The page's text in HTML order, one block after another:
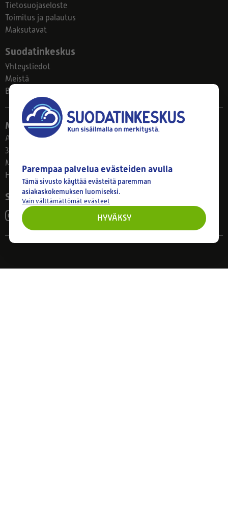
Tietosuojaseloste
Toimitus ja palautus
Maksutavat
Suodatinkeskus
Yhteystiedot
Meistä
Blogi
Myymälä
Ahlmanintie 61
33800 Tampere
Ma–Pe 8–17
Huom! Myymälän poikkeusaukiolot: 27.7.-21.8. klo 8-16
Seuraa meitä
Parempaa palvelua evästeiden avulla
Tämä sivusto käyttää evästeitä paremman
asiakaskokemuksen luomiseksi.
Vain välttämättömät evästeet
HYVÄKSY